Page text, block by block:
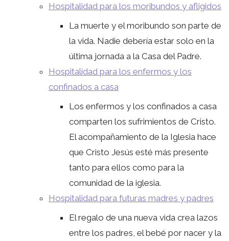
Hospitalidad para los moribundos y afligidos
La muerte y el moribundo son parte de
la vida. Nadie debería estar solo en la
última jornada a la Casa del Padre.
Hospitalidad para los enfermos y los
confinados a casa
Los enfermos y los confinados a casa
comparten los sufrimientos de Cristo.
El acompañamiento de la Iglesia hace
que Cristo Jesús esté más presente
tanto para ellos como para la
comunidad de la iglesia.
Hospitalidad para futuras madres y padres
El regalo de una nueva vida crea lazos
entre los padres, el bebé por nacer y la